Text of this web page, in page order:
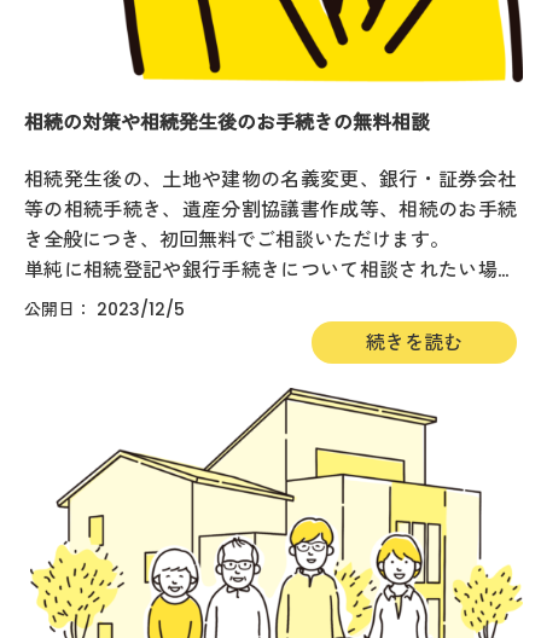
相続の対策や相続発生後のお手続きの無料相談
2023/12/5
相続発生後の、土地や建物の名義変更、銀行・証券会社
等の相続手続き、遺産分割協議書作成等、相続のお手続
き全般につき、初回無料でご相談いただけます。
単純に相続登記や銀行手続きについて相談されたい場合
だけでなく、二次相続の相続税を踏まえた遺産分割の内
容についてや、連絡が取れない相続人がいる場合、相...